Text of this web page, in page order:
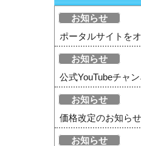
お知らせ
ポータルサイトを
お知らせ
公式YouTubeチャ
お知らせ
価格改定のお知らせ
お知らせ